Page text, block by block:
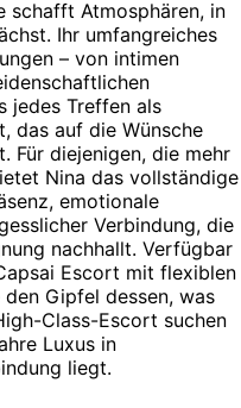
schafft Atmosphären, in
Ihr umfangreiches
– von intimen
jedes Treffen als
das auf die Wünsche
Für diejenigen, die mehr
Nina das vollständige
emotionale
Verbindung, die
nachhallt. Verfügbar
Escort mit flexiblen
Gipfel dessen, was
Class-Escort suchen
Luxus in
liegt.